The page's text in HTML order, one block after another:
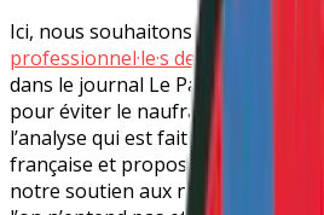
Ici, nous souhaitons réagir à
une
professionnel·le·s de la psychiatrie
dans le journal Le Parisien, et
pour éviter le naufrage ! ». Nous
l’analyse qui est faite de la
française et proposer une
notre soutien aux nombreux·ses